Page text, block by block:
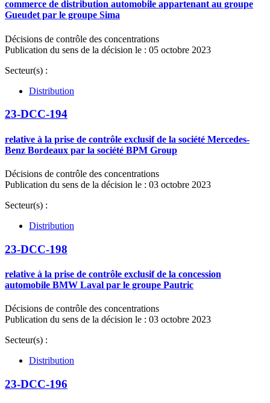
commerce de distribution automobile appartenant au groupe
Gueudet par le groupe Sima
Décisions de contrôle des concentrations
Publication du sens de la décision le : 05 octobre 2023
Secteur(s) :
Distribution
23-DCC-194
relative à la prise de contrôle exclusif de la société Mercedes-
Benz Bordeaux par la société BPM Group
Décisions de contrôle des concentrations
Publication du sens de la décision le : 03 octobre 2023
Secteur(s) :
Distribution
23-DCC-198
relative à la prise de contrôle exclusif de la concession
automobile BMW Laval par le groupe Pautric
Décisions de contrôle des concentrations
Publication du sens de la décision le : 03 octobre 2023
Secteur(s) :
Distribution
23-DCC-196